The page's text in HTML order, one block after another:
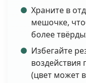
Храните в
мешочке,
более
Избегайте
(цвет может